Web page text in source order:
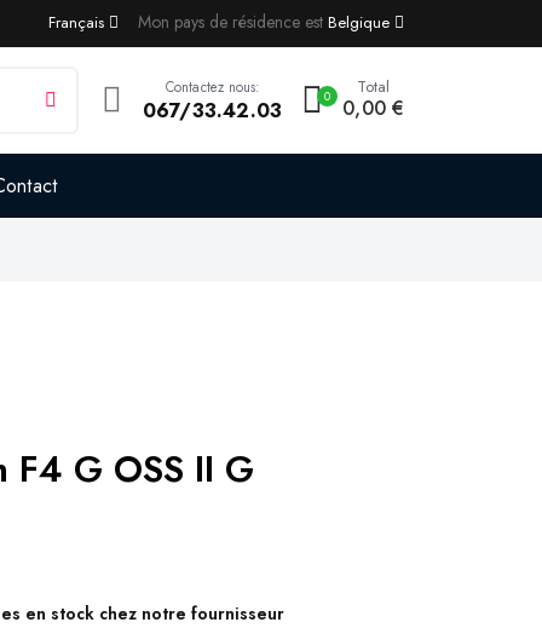
Mon pays de résidence est Belgique
Français
Contactez nous:
067/33.42.03
0 Total
0,00 €
F4 G OSS II G
en stock chez notre fournisseur